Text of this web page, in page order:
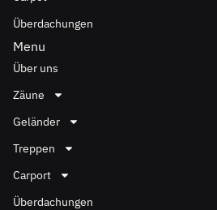
Überdachungen
Menu
Über uns
Zäune
Geländer
Treppen
Carport
Überdachungen